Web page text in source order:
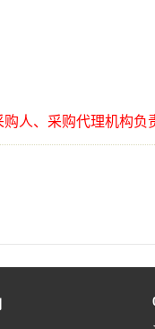
人、采购代理机构负